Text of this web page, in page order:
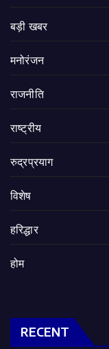
बड़ी खबर
मनोरंजन
राजनीति
राष्ट्रीय
रुद्रप्रयाग
विशेष
हरिद्धार
होम
RECENT